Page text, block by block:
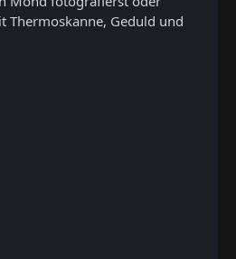
Thermoskanne, Geduld und